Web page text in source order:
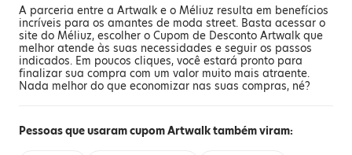
A parceria entre a Artwalk e o Méliuz resulta em benefícios
incríveis para os amantes de moda street. Basta acessar o
site do Méliuz, escolher o Cupom de Desconto Artwalk que
melhor atende às suas necessidades e seguir os passos
indicados. Em poucos cliques, você estará pronto para
finalizar sua compra com um valor muito mais atraente.
Nada melhor do que economizar nas suas compras, né?
Pessoas que usaram cupom Artwalk também viram: